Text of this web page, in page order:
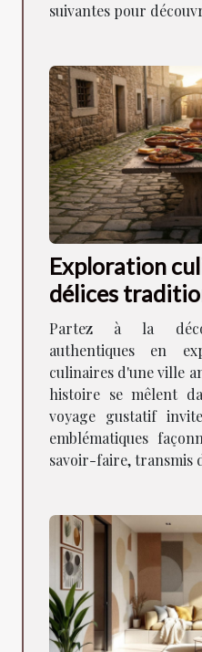
suivantes pour
Exploration
délices
ancienne ville
Partez à la
authentiques en
culinaires d'une ville
histoire se mêlent
voyage gustatif
emblématiques
savoir-faire, transmis